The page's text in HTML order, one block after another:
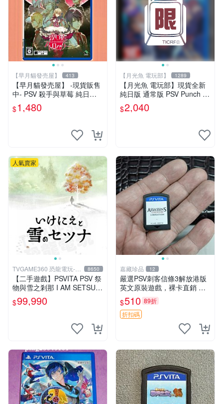
【早月貓發売屋】 413
【早月貓發売屋】 -現貨販售
中- PSV 殺手與草莓 純日版
日文版 ※戀愛×懸疑※ 戀愛AD
V遊戲
$1,480
【月光魚 電玩部】 1289
【月光魚 電玩部】現貨全新
純日版 通常版 PSV Punch Li
ne 胖次衝擊 胖次保衛陣線 普
通版 純日版
$2,040
人氣賣家
TVGAME360 恐龍電玩-台
中店
8650
【二手遊戲】PSVITA PSV 祭
物與雪之剎那 I AM SETSUN
日文版【台中恐龍電玩】
$99,990
嘉藏珍品 12
嚴選PSV刺客信條3解放港版
英文原裝遊戲，裸卡直銷 刺
客信條3 游戲 港版游戲
$510 89折
折扣碼